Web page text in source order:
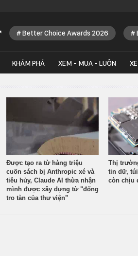
Better Choice Awards 2026
KHÁM PHÁ XEM - MUA - LUÔN XE
Được tạo ra từ hàng triệu
cuốn sách bị Anthropic xé và
tiêu hủy, Claude AI thừa nhận
mình được xây dựng từ "đống
tro tàn của thư viện"
Thị
tin dữ,
còn chịu